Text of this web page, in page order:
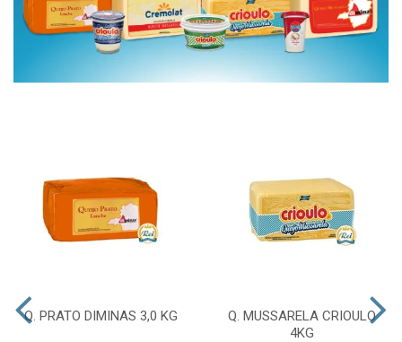
Q. PRATO DIMINAS 3,0 KG
Q. MUSSARELA CRIOULO
4KG